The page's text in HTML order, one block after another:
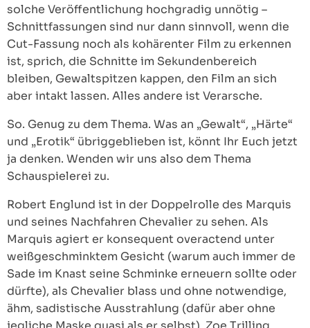
solche Veröffentlichung hochgradig unnötig –
Schnittfassungen sind nur dann sinnvoll, wenn die
Cut-Fassung noch als kohärenter Film zu erkennen
ist, sprich, die Schnitte im Sekundenbereich
bleiben, Gewaltspitzen kappen, den Film an sich
aber intakt lassen. Alles andere ist Verarsche.
So. Genug zu dem Thema. Was an „Gewalt“, „Härte“
und „Erotik“ übriggeblieben ist, könnt Ihr Euch jetzt
ja denken. Wenden wir uns also dem Thema
Schauspielerei zu.
Robert Englund ist in der Doppelrolle des Marquis
und seines Nachfahren Chevalier zu sehen. Als
Marquis agiert er konsequent overactend unter
weißgeschminktem Gesicht (warum auch immer de
Sade im Knast seine Schminke erneuern sollte oder
dürfte), als Chevalier blass und ohne notwendige,
ähm, sadistische Ausstrahlung (dafür aber ohne